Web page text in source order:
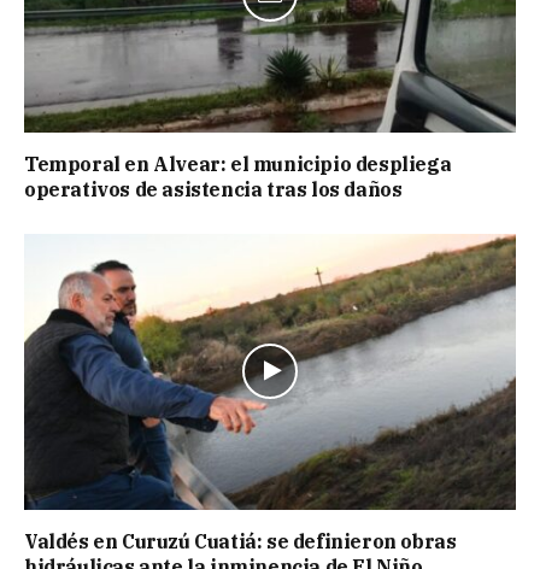
Temporal en Alvear: el municipio despliega
operativos de asistencia tras los daños
Valdés en Curuzú Cuatiá: se definieron obras